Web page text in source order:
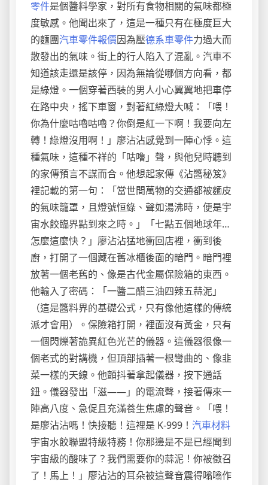
零件是個醬料學家，對所有食物相關的氣味都極
度敏感。他聞出來了，這是一種只有在極度巨大
的麵團汽車零件報價因為壓德系車零件力過大而
散發出的氣味。街上的行人陷入了混亂。汽車不
知道該走還是該停，因為無論從哪個方向看，都
是綠燈。一個穿著西裝的男人小心翼翼地把車停
在路中央，搖下車窗，對著紅綠燈大喊：「喂！
你為什麼咕嚕咕嚕？你倒是紅一下啊！我要向左
轉！綠燈沒用啊！」廖沾沾感覺到一陣心悸。這
種氣味，這種不祥的「咕嚕」聲，與他兒時聽到
的家傳預言不謀而合。他想起家傳《沾醬秘笈》
裡記載的第一句：「當世間萬物的交通都被麵皮
的氣味籠罩，且燈號恒綠、聲如湯沸時，便是宇
宙水餃臨界點到來之時。」「七點五個地球年…
怎麼這麼快？」廖沾沾猛地衝回店裡，衝到後
廚，打開了一個藏在舊冰櫃後面的暗門。暗門裡
放著一個老舊的、像是古代金屬保險箱的東西。
他輸入了密碼：「一醬二醋三油四辣五蒜泥」
（這是醬料界的基礎公式，只有像他這樣的傳統
派才會用）。保險箱打開，裡面沒有黃金，只有
一個閃爍著詭異紅色光芒的儀器。這儀器很像一
個老式的對講機，但頂部插著一根彎曲的、像韭
菜一樣的天線。他顫抖著拿起儀器，按下通話
鈕。儀器發出「滋——」的電流聲，接著傳來一
陣高八度、急促且充滿養生焦慮的聲音。「喂！
是廖沾沾嗎！快接聽！這裡是 K-999！ 汽車材料
宇宙水餃聯盟特級特務！你那邊是不是已經聞到
宇宙級的酸味了？我們需要你的蒜泥！你被徵召
了！馬上！」廖沾沾的耳朵被這聲音震得嗡嗡作